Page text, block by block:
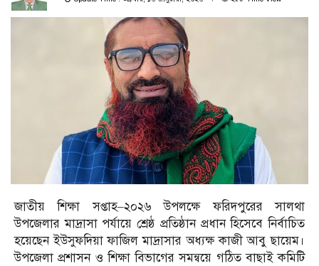
জাতীয় শিক্ষা সপ্তাহ–২০২৬ উপলক্ষে ফরিদপুরের সালথা
উপজেলার মাদ্রাসা পর্যায়ে শ্রেষ্ঠ প্রতিষ্ঠান প্রধান হিসেবে নির্বাচিত
হয়েছেন ইউসুফদিয়া ফাজিল মাদ্রাসার অধ্যক্ষ কাজী আবু ছায়েম।
উপজেলা প্রশাসন ও শিক্ষা বিভাগের সমন্বয়ে গঠিত বাছাই কমিটি